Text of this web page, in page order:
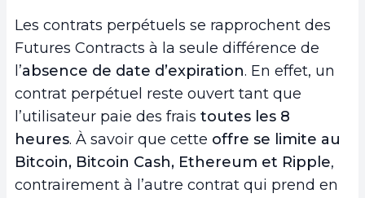
Les contrats perpétuels se rapprochent des
Futures Contracts à la seule différence de
l’absence de date d’expiration. En effet, un
contrat perpétuel reste ouvert tant que
l’utilisateur paie des frais toutes les 8
heures. À savoir que cette offre se limite au
Bitcoin, Bitcoin Cash, Ethereum et Ripple,
contrairement à l’autre contrat qui prend en